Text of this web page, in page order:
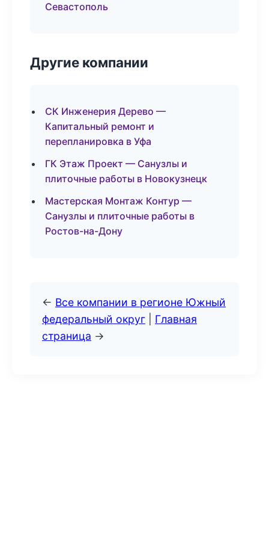
Севастополь
Другие компании
СК Инженерия Дерево —
Капитальный ремонт и
перепланировка в Уфа
ГК Этаж Проект — Санузлы и
плиточные работы в Новокузнецк
Мастерская Монтаж Контур —
Санузлы и плиточные работы в
Ростов-на-Дону
← Все компании в регионе Южный
федеральный округ
Главная
страница →